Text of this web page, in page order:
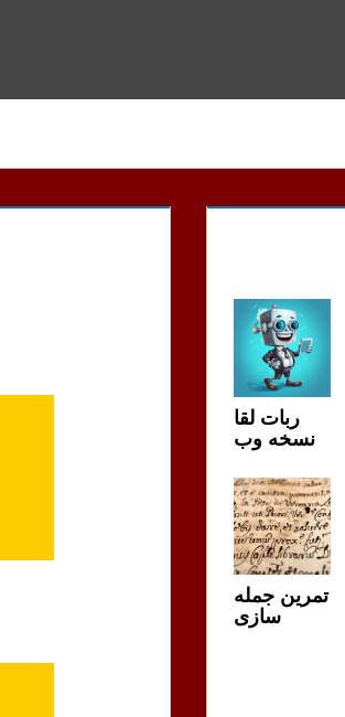
ربات لقا
نسخه وب
تمرین جمله
سازی